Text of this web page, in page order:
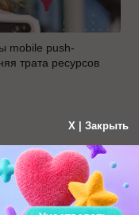
mobile push-
трата ресурсов
X | Закрыть